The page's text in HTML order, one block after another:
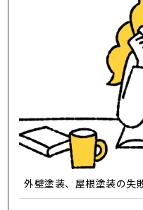
外壁塗装、屋根塗装の